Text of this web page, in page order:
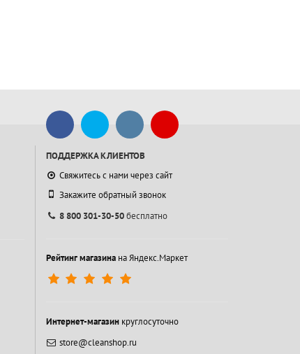
ПОДДЕРЖКА КЛИЕНТОВ
Свяжитесь с нами через сайт
Закажите обратный звонок
8 800 301-30-50бесплатно
Рейтинг магазинана Яндекс.Маркет
Интернет-магазинкруглосуточно
store@cleanshop.ru